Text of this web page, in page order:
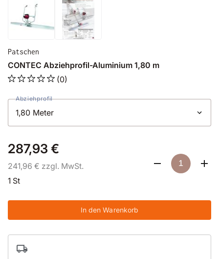
Patschen
CONTEC Abziehprofil-Aluminium 1,80 m
(0)
Abziehprofil
287,93 €
241,96 € zzgl. MwSt.
1 St
In den Warenkorb